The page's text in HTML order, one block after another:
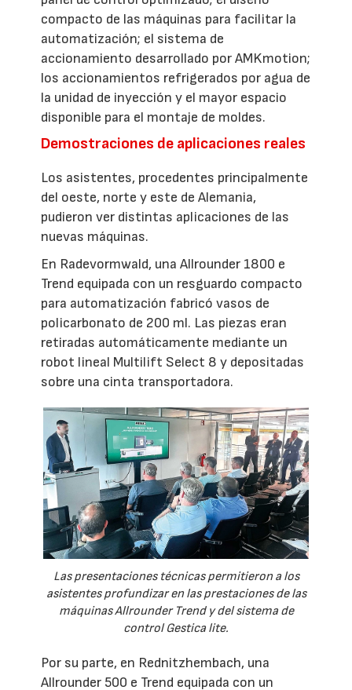
compacto de las máquinas para facilitar la
automatización; el sistema de
accionamiento desarrollado por AMKmotion;
los accionamientos refrigerados por agua de
la unidad de inyección y el mayor espacio
disponible para el montaje de moldes.
Demostraciones de aplicaciones reales
Los asistentes, procedentes principalmente
del oeste, norte y este de Alemania,
pudieron ver distintas aplicaciones de las
nuevas máquinas.
En Radevormwald, una Allrounder 1800 e
Trend equipada con un resguardo compacto
para automatización fabricó vasos de
policarbonato de 200 ml. Las piezas eran
retiradas automáticamente mediante un
robot lineal Multilift Select 8 y depositadas
sobre una cinta transportadora.
Las presentaciones técnicas permitieron a los
asistentes profundizar en las prestaciones de las
máquinas Allrounder Trend y del sistema de
control Gestica lite.
Por su parte, en Rednitzhembach, una
Allrounder 500 e Trend equipada con un